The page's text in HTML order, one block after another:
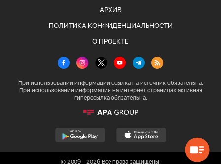
АРХИВ
ПОЛИТИКА КОНФИДЕНЦИАЛЬНОСТИ
О ПРОЕКТЕ
При использовании информации ссылка на источник обязательна.
При использовании информации на интернет страницах активная
гиперссылка обязательна.
© 2009 - 2026 Все права защищены.